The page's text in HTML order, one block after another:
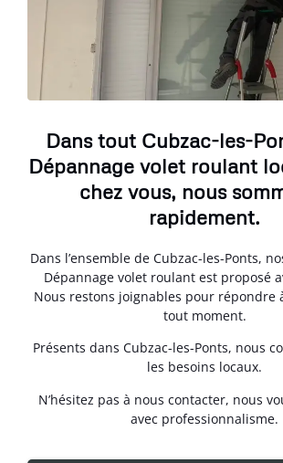
Dans tout Cubzac-les-
Dépannage volet roulant
chez vous, nous
rapidement.
Dans l’ensemble de Cubzac-les-Ponts,
Dépannage volet roulant est proposé
Nous restons joignables pour répondre
tout moment.
Présents dans Cubzac-les-Ponts, nous
les besoins locaux.
N’hésitez pas à nous contacter, nous
avec professionnalisme.